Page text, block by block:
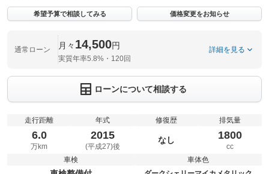
希望予算で相談してみる 価格変更をお知らせ
通常ローン 月々 14,500円
実質年率5.8%・120回
詳細を見る
ローンについて相談する
走行距離
6.0
万km
年式
2015
(平成27)後
修復歴
なし
排気量
1800
cc
車検
車体色